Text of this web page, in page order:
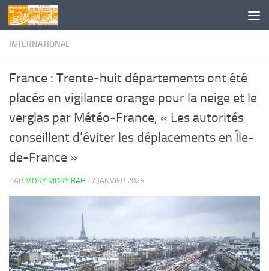
Skip to content
INTERNATIONAL
France : Trente-huit départements ont été
placés en vigilance orange pour la neige et le
verglas par Météo-France, « Les autorités
conseillent d’éviter les déplacements en Île-
de-France »
PAR MORY MORY BAH · 7 JANVIER 2026